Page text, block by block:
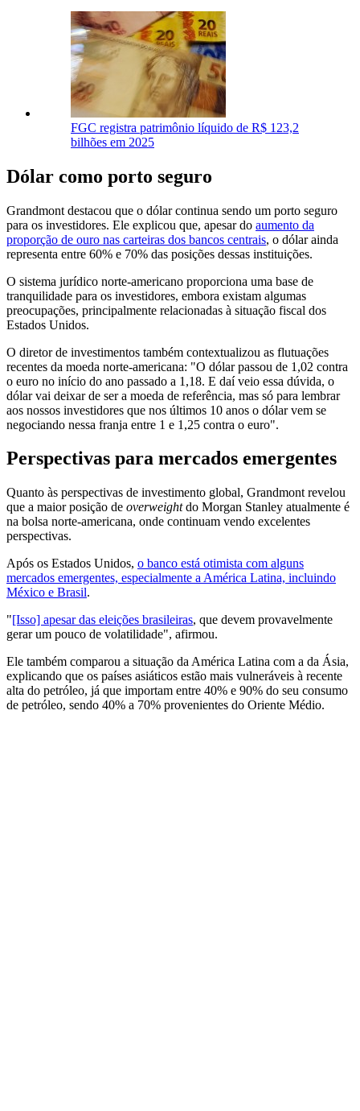
FGC registra patrimônio líquido de R$ 123,2
bilhões em 2025
Dólar como porto seguro
Grandmont destacou que o dólar continua sendo um porto seguro
para os investidores. Ele explicou que, apesar do aumento da
proporção de ouro nas carteiras dos bancos centrais, o dólar ainda
representa entre 60% e 70% das posições dessas instituições.
O sistema jurídico norte-americano proporciona uma base de
tranquilidade para os investidores, embora existam algumas
preocupações, principalmente relacionadas à situação fiscal dos
Estados Unidos.
O diretor de investimentos também contextualizou as flutuações
recentes da moeda norte-americana: "O dólar passou de 1,02 contra
o euro no início do ano passado a 1,18. E daí veio essa dúvida, o
dólar vai deixar de ser a moeda de referência, mas só para lembrar
aos nossos investidores que nos últimos 10 anos o dólar vem se
negociando nessa franja entre 1 e 1,25 contra o euro".
Perspectivas para mercados emergentes
Quanto às perspectivas de investimento global, Grandmont revelou
que a maior posição de overweightdo Morgan Stanley atualmente é
na bolsa norte-americana, onde continuam vendo excelentes
perspectivas.
Após os Estados Unidos, o banco está otimista com alguns
mercados emergentes, especialmente a América Latina, incluindo
México e Brasil.
"[Isso] apesar das eleições brasileiras, que devem provavelmente
gerar um pouco de volatilidade", afirmou.
Ele também comparou a situação da América Latina com a da Ásia,
explicando que os países asiáticos estão mais vulneráveis à recente
alta do petróleo, já que importam entre 40% e 90% do seu consumo
de petróleo, sendo 40% a 70% provenientes do Oriente Médio.